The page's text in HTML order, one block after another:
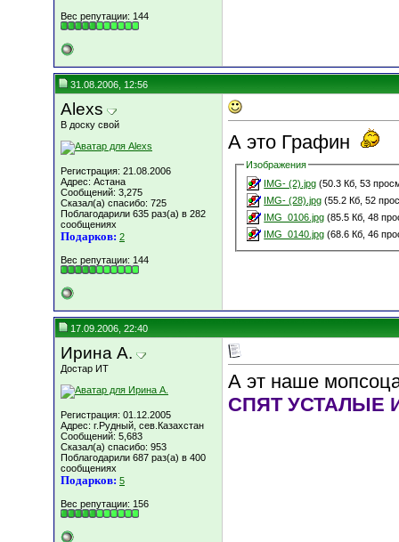
Вес репутации: 144
31.08.2006, 12:56
Alexs
В доску свой
Регистрация: 21.08.2006
Адрес: Астана
Сообщений: 3,275
Сказал(а) спасибо: 725
Поблагодарили 635 раз(а) в 282
сообщениях
Подарков: 2
Вес репутации: 144
А это Графин
Изображения
IMG- (2).jpg (50.3 Кб, 53
IMG- (28).jpg (55.2 Кб, 52
IMG_0106.jpg (85.5 Кб, 48
IMG_0140.jpg (68.6 Кб, 46
17.09.2006, 22:40
Ирина А.
Достар ИТ
Регистрация: 01.12.2005
Адрес: г.Рудный, сев.Казахстан
Сообщений: 5,683
Сказал(а) спасибо: 953
Поблагодарили 687 раз(а) в 400
сообщениях
Подарков: 5
Вес репутации: 156
А эт наше
СПЯТ УСТАЛЫЕ